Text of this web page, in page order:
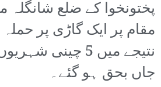
پختونخوا کے ضلع شانگلہ
مقام پر ایک گاڑی پر
جاں بحق ہو گئے۔